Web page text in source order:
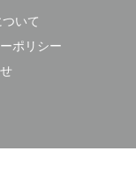
いて
ポリシー